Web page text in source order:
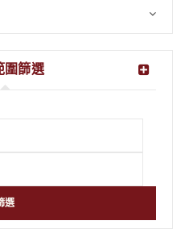
圍篩選
選